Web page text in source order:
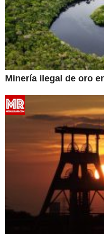
Minería ilegal de oro